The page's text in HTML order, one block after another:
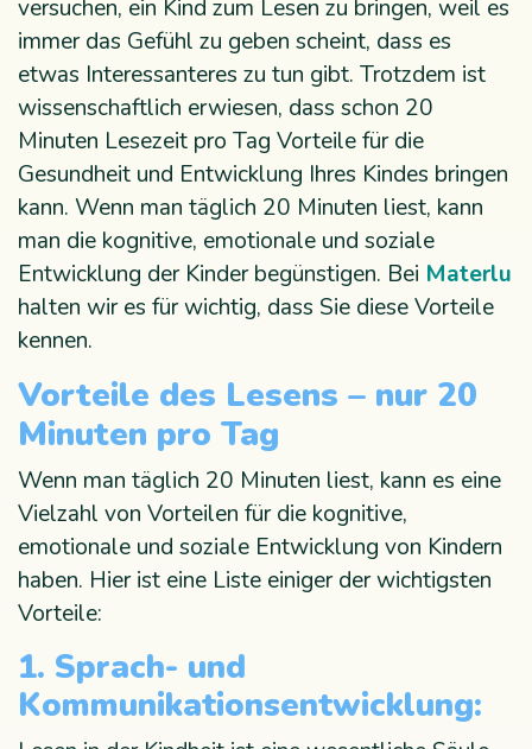
versuchen, ein Kind zum Lesen zu bringen, weil es
immer das Gefühl zu geben scheint, dass es
etwas Interessanteres zu tun gibt. Trotzdem ist
wissenschaftlich erwiesen, dass schon 20
Minuten Lesezeit pro Tag Vorteile für die
Gesundheit und Entwicklung Ihres Kindes bringen
kann. Wenn man täglich 20 Minuten liest, kann
man die kognitive, emotionale und soziale
Entwicklung der Kinder begünstigen. Bei Materlu
halten wir es für wichtig, dass Sie diese Vorteile
kennen.
Vorteile des Lesens – nur 20
Minuten pro Tag
Wenn man täglich 20 Minuten liest, kann es eine
Vielzahl von Vorteilen für die kognitive,
emotionale und soziale Entwicklung von Kindern
haben. Hier ist eine Liste einiger der wichtigsten
Vorteile:
1. Sprach- und
Kommunikationsentwicklung: